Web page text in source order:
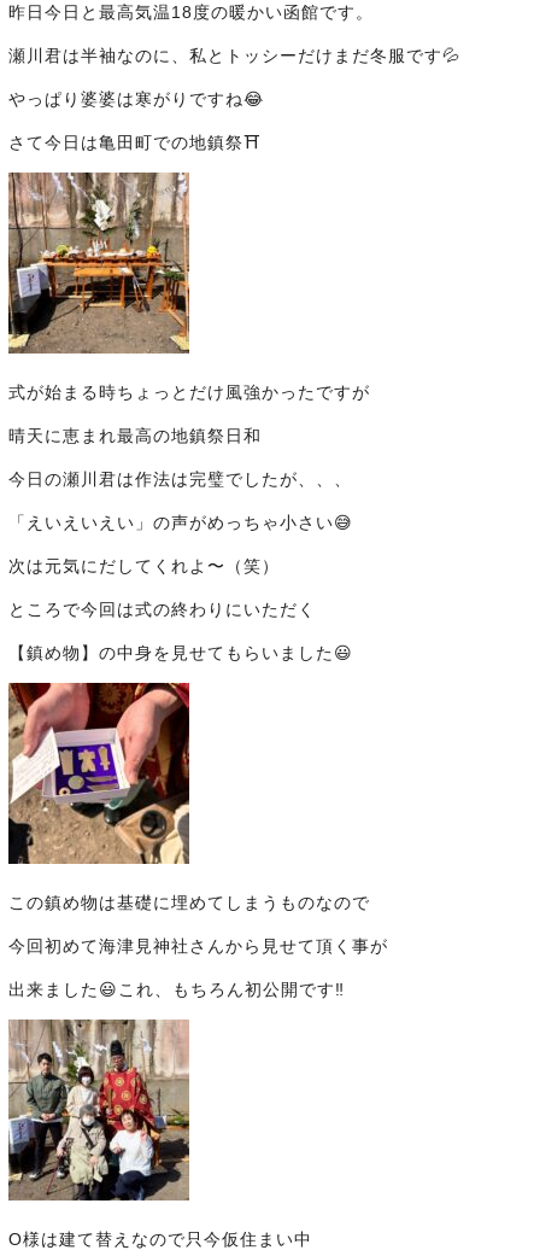
昨日今日と最高気温18度の暖かい函館です。
瀬川君は半袖なのに、私とトッシーだけまだ冬服です💦
やっぱり婆婆は寒がりですね😂
さて今日は亀田町での地鎮祭⛩
式が始まる時ちょっとだけ風強かったですが
晴天に恵まれ最高の地鎮祭日和
今日の瀬川君は作法は完璧でしたが、、、
「えいえいえい」の声がめっちゃ小さい😅
次は元気にだしてくれよ〜（笑）
ところで今回は式の終わりにいただく
【鎮め物】の中身を見せてもらいました😃
この鎮め物は基礎に埋めてしまうものなので
今回初めて海津見神社さんから見せて頂く事が
出来ました😃これ、もちろん初公開です‼️
O様は建て替えなので只今仮住まい中